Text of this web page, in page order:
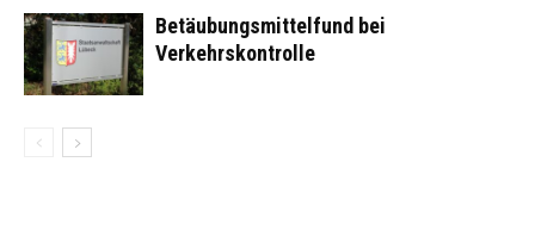
Betäubungsmittelfund bei
Verkehrskontrolle